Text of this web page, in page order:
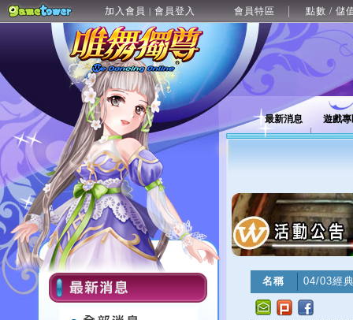
加入會員 | 會員登入 會員特區 點數 / 儲
最新消息 遊戲
名稱 04/03經